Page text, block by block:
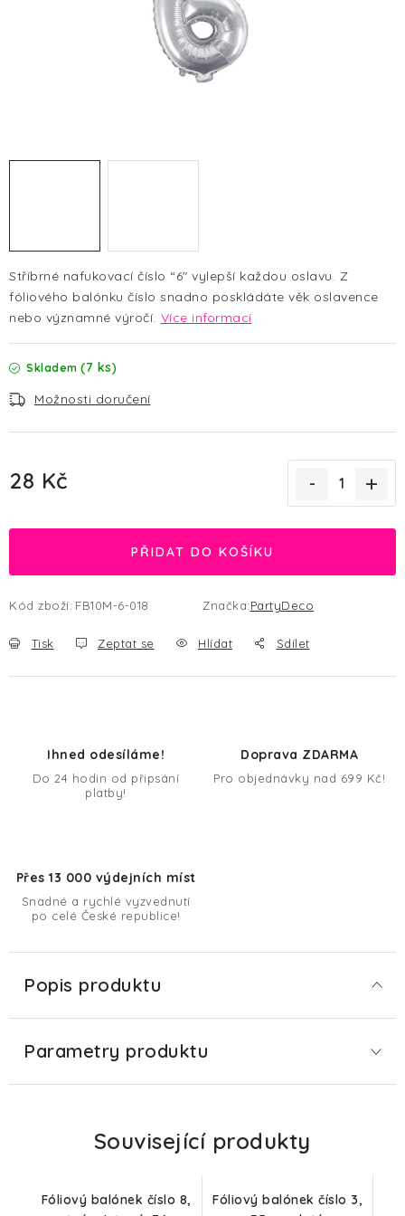
Stříbrné nafukovací číslo “6" vylepší každou oslavu. Z
fóliového balónku číslo snadno poskládáte věk oslavence
nebo významné výročí. Více informací
Skladem (7 ks)
Možnosti doručení
28 Kč
PŘIDAT DO KOŠÍKU
Kód zboží: FB10M-6-018 Značka:PartyDeco
Tisk Zeptat se Hlídat Sdílet
Ihned odesíláme!
Do 24 hodin od připsání
platby!
Doprava ZDARMA
Pro objednávky nad 699 Kč!
Přes 13 000 výdejních míst
Snadné a rychlé vyzvednutí
po celé České republice!
Popis produktu
Parametry produktu
Související produkty
Fóliový balónek číslo 8,
Fóliový balónek číslo 3,